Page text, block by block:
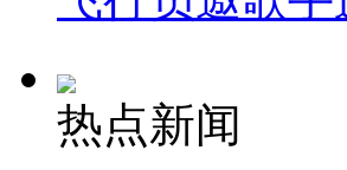
热点新闻